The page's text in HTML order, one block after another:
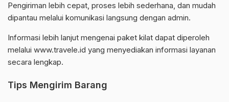
Pengiriman lebih cepat, proses lebih sederhana, dan mudah
dipantau melalui komunikasi langsung dengan admin.
Informasi lebih lanjut mengenai paket kilat dapat diperoleh
melalui www.travele.id yang menyediakan informasi layanan
secara lengkap.
Tips Mengirim Barang